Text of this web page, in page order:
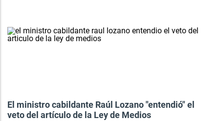
El ministro cabildante Raúl Lozano "entendió" el
veto del artículo de la Ley de Medios